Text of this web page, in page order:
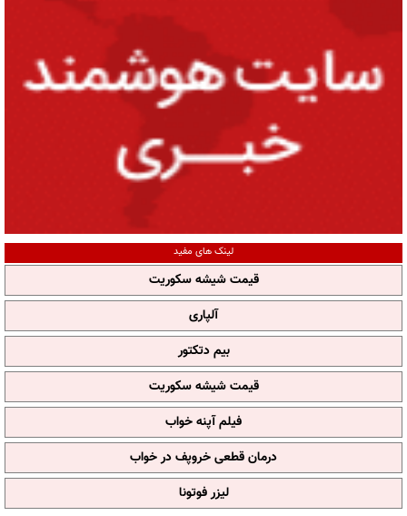
لینک های مفید
قیمت شیشه سکوریت
آلپاری
بیم دتکتور
قیمت شیشه سکوریت
فیلم آپنه خواب
درمان قطعی خروپف در خواب
لیزر فوتونا